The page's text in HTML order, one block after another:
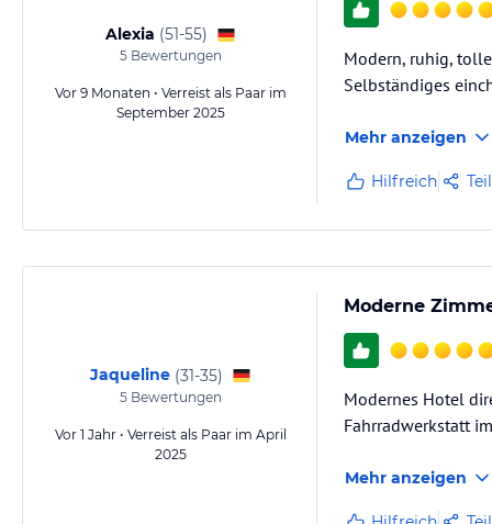
Alexia (51-55)
5Bewertungen
Vor 9 Monaten • Verreist als Paar im
September 2025
Modern, ruhig,
Selbständiges
Mehr anzeigen
Hilfreich
Jaqueline (31-35)
5Bewertungen
Vor 1 Jahr • Verreist als Paar im April
2025
Moderne
Modernes Hotel
Fahrradwerkstatt
Mehr anzeigen